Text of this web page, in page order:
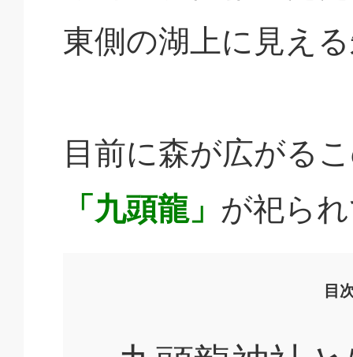
東側の湖上に見え
目前に森が広がる
「九頭龍」 が祀ら
目